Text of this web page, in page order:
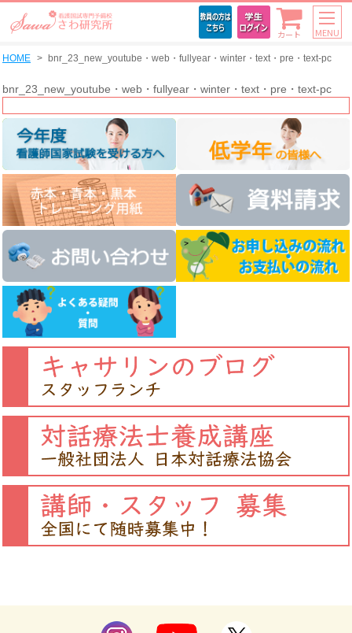
カート MENU
HOME bnr_23_new_youtube・web・fullyear・winter・text・pre・text-pc
bnr_23_new_youtube・web・fullyear・winter・text・pre・text-pc